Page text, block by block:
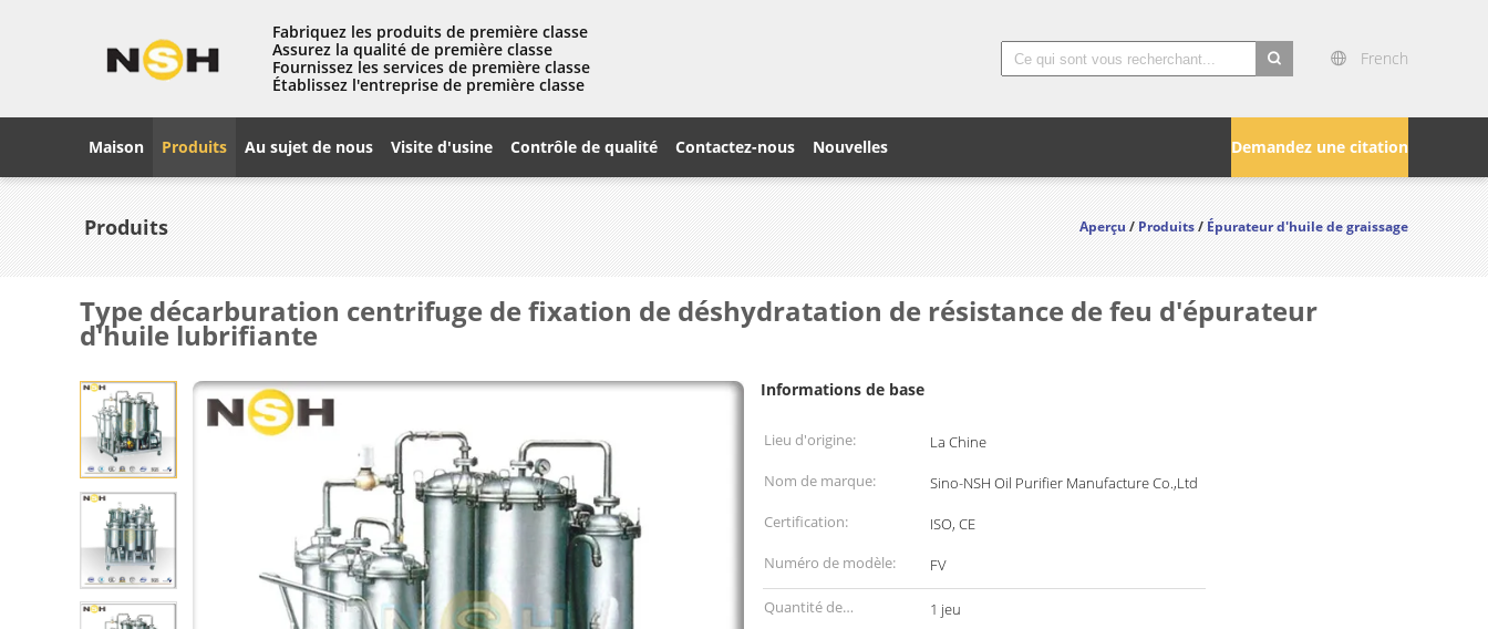
Fabriquez les produits de première classe
Assurez la qualité de première classe
Fournissez les services de première classe
Établissez l'entreprise de première classe
French
Demandez une citation
Maison Produits Au sujet de nous Visite d'usine Contrôle de qualité Contactez-nous Nouvelles
Produits Aperçu/Produits/Épurateur d'huile de graissage
Type décarburation centrifuge de fixation de déshydratation de résistance de feu d'épurateur
d'huile lubrifiante
Informations de base
Lieu d'origine:
La Chine
Nom de marque:
Sino-NSH Oil Purifier Manufacture Co.,Ltd
Certification:
ISO, CE
Numéro de modèle:
FV
Quantité de
1 jeu